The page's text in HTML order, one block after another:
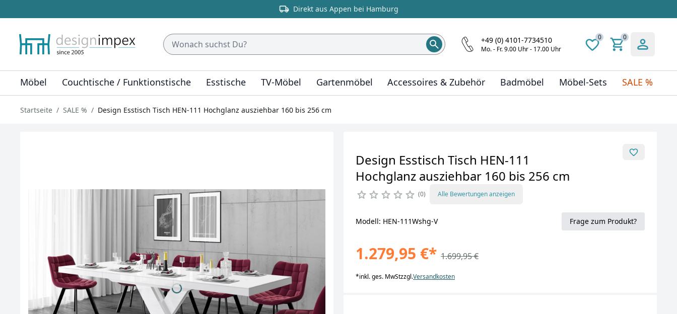
Direkt aus Appen bei Hamburg
+49 (0) 4101-7734510
Mo. - Fr. 9.00 Uhr - 17.00 Uhr
0 0
Möbel Couchtische / Funktionstische Esstische TV-Möbel Gartenmöbel Accessoires & Zubehör Badmöbel Möbel-Sets SALE %
Startseite SALE % Design Esstisch Tisch HEN-111 Hochglanz ausziehbar 160 bis 256 cm
Design Esstisch Tisch HEN-111
Hochglanz ausziehbar 160 bis 256 cm
0 Alle Bewertungen anzeigen
Modell: HEN-111Wshg-V Frage zum Produkt?
1.279,95 €* 1.699,95 €
*inkl. ges. MwStzzgl.Versandkosten